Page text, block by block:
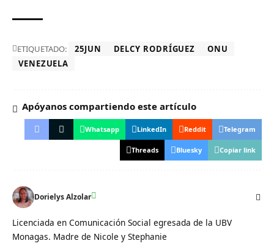
ETIQUETADO: 25JUN DELCY RODRÍGUEZ
ONU
VENEZUELA
Apóyanos compartiendo este artículo
Whatsapp LinkedIn Reddit Telegram
Threads Bluesky Copiar link
Dorielys Alzolar
Licenciada en Comunicación Social egresada de la UBV
Monagas. Madre de Nicole y Stephanie